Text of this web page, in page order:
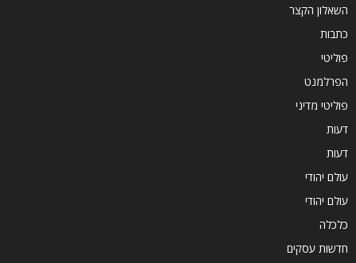
השאלון הקצר
כתבות
פוליטי
הפרלמנט
פוליטי מדיני
דעות
דעות
עולם יהודי
עולם יהודי
כלכלה
חדשות עסקים